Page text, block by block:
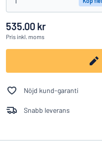
Privatperson Företag
535.00 kr
Pris inkl. moms
Nöjd kund-garanti
Snabb leverans